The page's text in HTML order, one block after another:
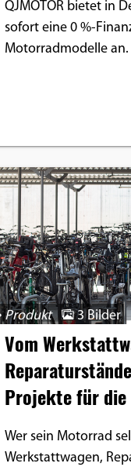
QJMOTOR bietet in
sofort eine 0 %-
Motorradmodelle an.
Produkt 3 Bilder
Vom
Projekte für die
Wer sein Motorrad
Werkstattwagen,